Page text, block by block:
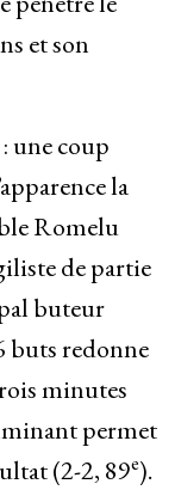
et son
une coup
la
Romelu
de partie
buteur
buts redonne
minutes
permet
(2-2, 89e).